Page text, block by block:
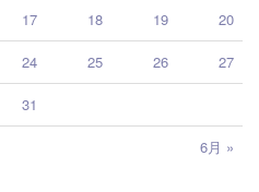
6月 »
17 18 19 20
24 25 26 27
31